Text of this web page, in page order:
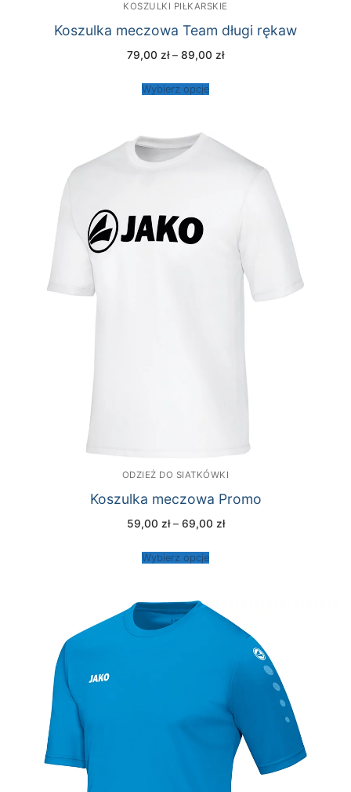
KOSZULKI PIŁKARSKIE
Koszulka meczowa Team długi rękaw
79,00 zł – 89,00 złZakres
Wybierz opcje
ODZIEŻ DO SIATKÓWKI
Koszulka meczowa Promo
59,00 zł – 69,00 złZakres
Wybierz opcje